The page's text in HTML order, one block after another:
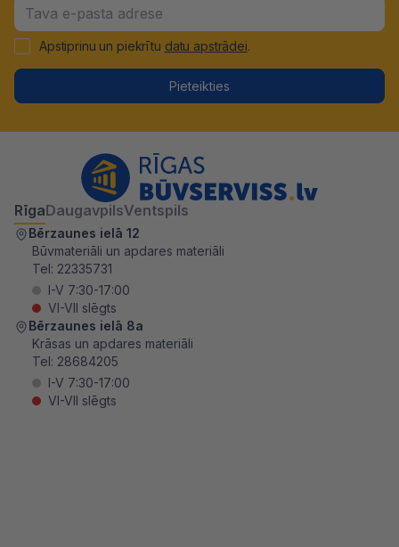
Apstiprinu un piekrītu datu apstrādei.
Pieteikties
RīgaDaugavpilsVentspils
Bērzaunes ielā 12
Būvmateriāli un apdares materiāli
Tel: 22335731
I-V 7:30-17:00
VI-VII slēgts
Bērzaunes ielā 8a
Krāsas un apdares materiāli
Tel: 28684205
I-V 7:30-17:00
VI-VII slēgts